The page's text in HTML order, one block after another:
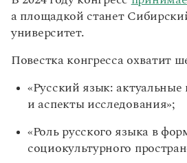
Словари русского языка как
Справочники
Правила русской орфографии и
Русский язык. Краткий теоретический
Письмовник
Справочник по пунктуации
Управление в русском языке
Словарь русских имён
Словарь методических
Правила русской
(1956)
а площадкой станет
университет.
Повестка конгресса охватит
«Русский язык: актуальные
и аспекты исследования»;
«Роль русского языка в
социокультурного